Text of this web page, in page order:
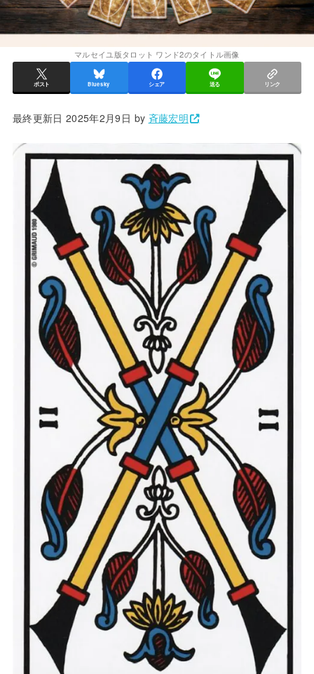
マルセイユ版タロット ワンド2のタイトル画像
ポスト Bluesky シェア 送る リンク
最終更新日 2025年2月9日 by 斉藤宏明